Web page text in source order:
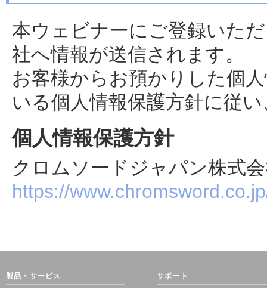
本ウェビナーにご登録いた
社へ情報が送信されます。
お客様からお預かりした個
いる個人情報保護方針に従
個人情報保護方針
クロムソードジャパン株式
https://
製品・サービス サポート